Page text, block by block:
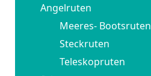
Angelruten
Meeres- Bootsruten
Steckruten
Teleskopruten